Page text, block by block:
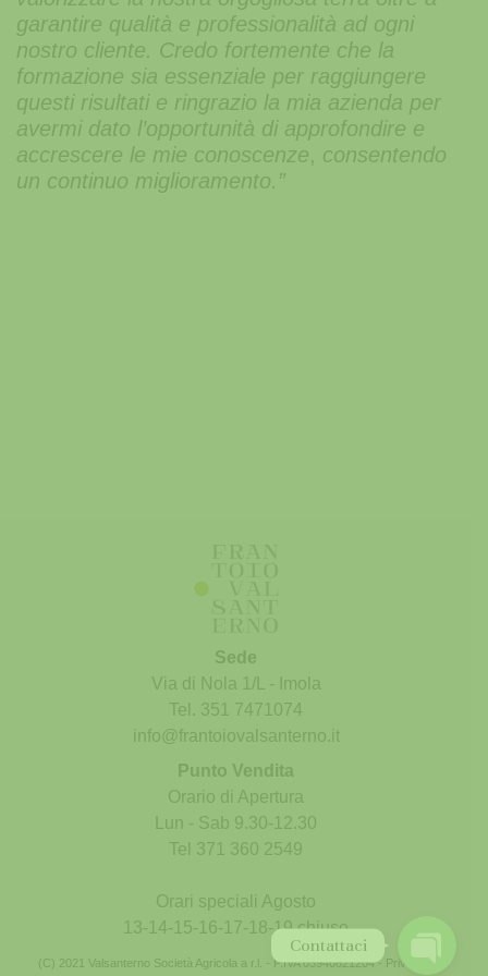
garantire qualità e professionalità ad ogni
nostro cliente. Credo fortemente che la
formazione sia essenziale per raggiungere
questi risultati e ringrazio la mia azienda per
avermi dato l’opportunità di approfondire e
accrescere le mie conoscenze, consentendo
un continuo miglioramento.”
Sede
Via di Nola 1/L - Imola
Tel. 351 7471074
info@frantoiovalsanterno.it
Punto Vendita
Orario di Apertura
Lun - Sab 9.30-12.30
Tel 371 360 2549
Orari speciali Agosto
13-14-15-16-17-18-19 chiuso
(C) 2021 Valsanterno Società Agricola a r.l. - P.IVA 03940821204 - Privacy -
Contattaci